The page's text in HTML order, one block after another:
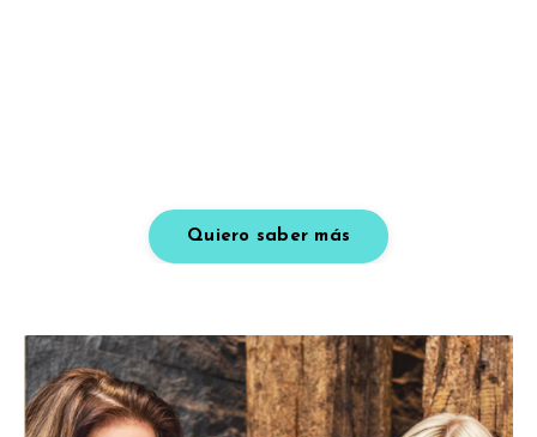
Quiero saber más